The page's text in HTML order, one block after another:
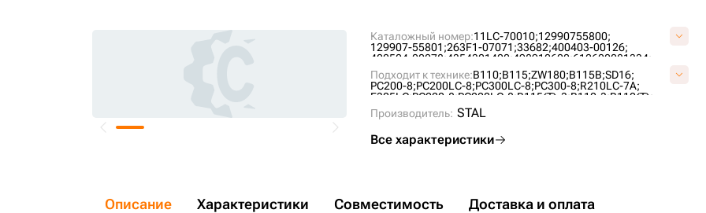
Каталожный номер:11LC-70010;12990755800;
129907-55801;263F1-07071;33682;400403-00126;
400504-00078; 4354301400; 498910600;612600081334;
65125035026;
6754-79-6130;6754-79-6140;72130519;
84167233;84412164;87803197;87803197MP;87803200;
BF7922;CX561;FC-45010;FF5421;FF5485;FF5612;
SP949M;ST20710;ST20798;
Подходит к технике:B110;B115;ZW180;B115B;SD16;
PC200-8;PC200LC-8;PC300LC-8;PC300-8;R210LC-7A;
E305LC;PC220-8;PC220LC-8;B115(T)-3;B110-3;B110(T);
B110(T)-3;
ZW140;D180;
SOLAR225NL-V; ZLM50E-5;
Производитель: STAL
Все характеристики
Описание Характеристики Совместимость Доставка и оплата